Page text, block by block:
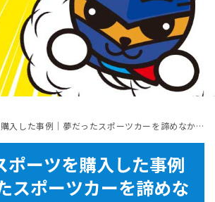
た事例｜夢だったスポーツカーを諦めなかったお客様の物語
ポーツを購入した事例
スポーツカーを諦めな